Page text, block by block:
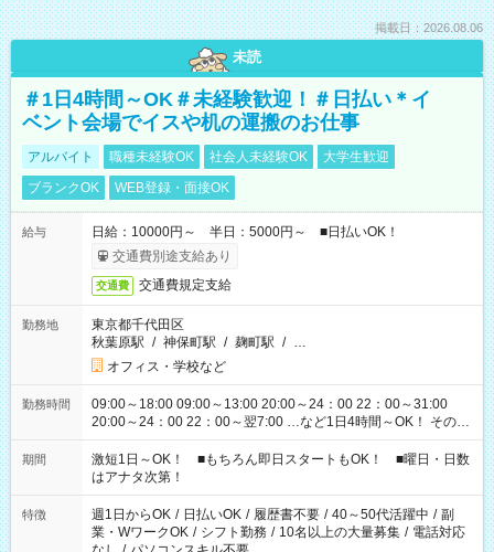
掲載日：2026.08.06
未読
＃1日4時間～OK＃未経験歓迎！＃日払い＊イ
ベント会場でイスや机の運搬のお仕事
アルバイト 職種未経験OK 社会人未経験OK
大学生歓迎
ブランクOK
WEB登録・面接OK
給与
日給：10000円～ 半日：5000円～ ■日払いOK！
交通費別途支給あり
交通費 交通費規定支給
勤務地
東京都千代田区
秋葉原駅 / 神保町駅 / 麹町駅 / …
オフィス・学校など
勤務時間
09:00～18:00 09:00～13:00 20:00～24：00 22：00～31:00
20:00～24：00 22：00～翌7:00 …など1日4時間～OK！ その他
シフトもございます！ お気軽にご相談ください！
期間
激短1日～OK！ ■もちろん即日スタートもOK！ ■曜日・日数
はアナタ次第！
特徴 週1日からOK / 日払いOK / 履歴書不要 / 40～50代活躍中 / 副
業・WワークOK / シフト勤務 / 10名以上の大量募集 / 電話対応